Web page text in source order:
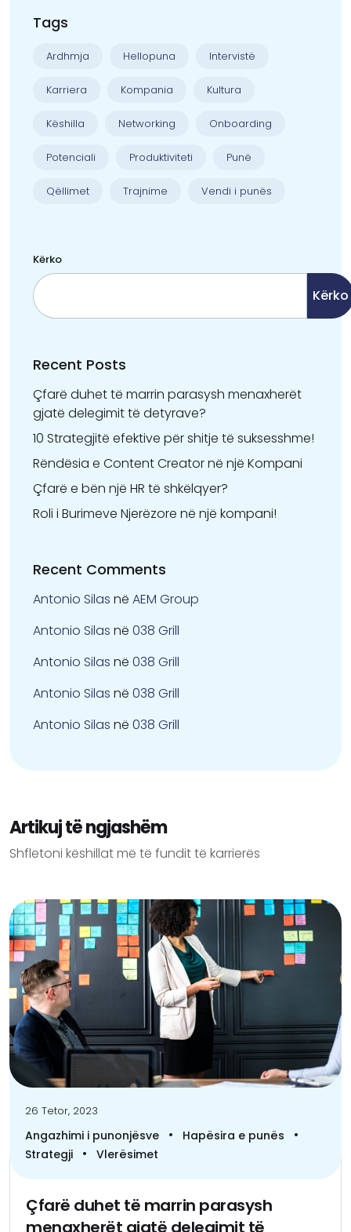
Tags
Ardhmja Hellopuna Intervistë
Karriera Kompania Kultura
Këshilla Networking Onboarding
Potenciali Produktiviteti Punë
Qëllimet Trajnime Vendi i punës
Kërko
Kërko
Recent Posts
Çfarë duhet të marrin parasysh menaxherët
gjatë delegimit të detyrave?
10 Strategjitë efektive për shitje të suksesshme!
Rëndësia e Content Creator në një Kompani
Çfarë e bën një HR të shkëlqyer?
Roli i Burimeve Njerëzore në një kompani!
Recent Comments
Antonio Silas në AEM Group
Antonio Silas në 038 Grill
Antonio Silas në 038 Grill
Antonio Silas në 038 Grill
Antonio Silas në 038 Grill
Artikuj të ngjashëm
Shfletoni këshillat më të fundit të karrierës
26 Tetor, 2023
Angazhimi i punonjësve • Hapësira e punës •
Strategji • Vlerësimet
Çfarë duhet të marrin parasysh
menaxherët gjatë delegimit të